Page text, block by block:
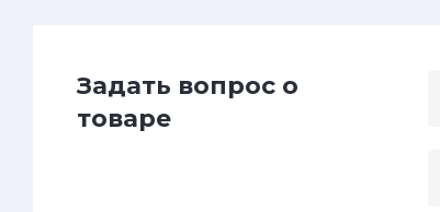
Задать вопрос о
товаре